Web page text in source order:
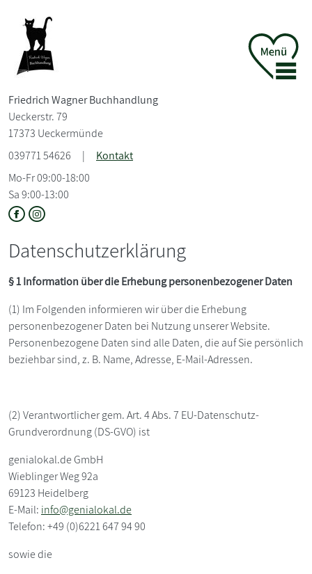
Friedrich Wagner Buchhandlung
Ueckerstr. 79
17373 Ueckermünde
039771 54626
|
Kontakt
Mo-Fr 09:00-18:00
Sa 9:00-13:00
Datenschutzerklärung
§ 1 Information über die Erhebung personenbezogener Daten
(1) Im Folgenden informieren wir über die Erhebung
personenbezogener Daten bei Nutzung unserer Website.
Personenbezogene Daten sind alle Daten, die auf Sie persönlich
beziehbar sind, z. B. Name, Adresse, E-Mail-Adressen.
(2) Verantwortlicher gem. Art. 4 Abs. 7 EU-Datenschutz-
Grundverordnung (DS-GVO) ist
genialokal.de GmbH
Wieblinger Weg 92a
69123 Heidelberg
E-Mail: info@genialokal.de
Telefon: +49 (0)6221 647 94 90
sowie die